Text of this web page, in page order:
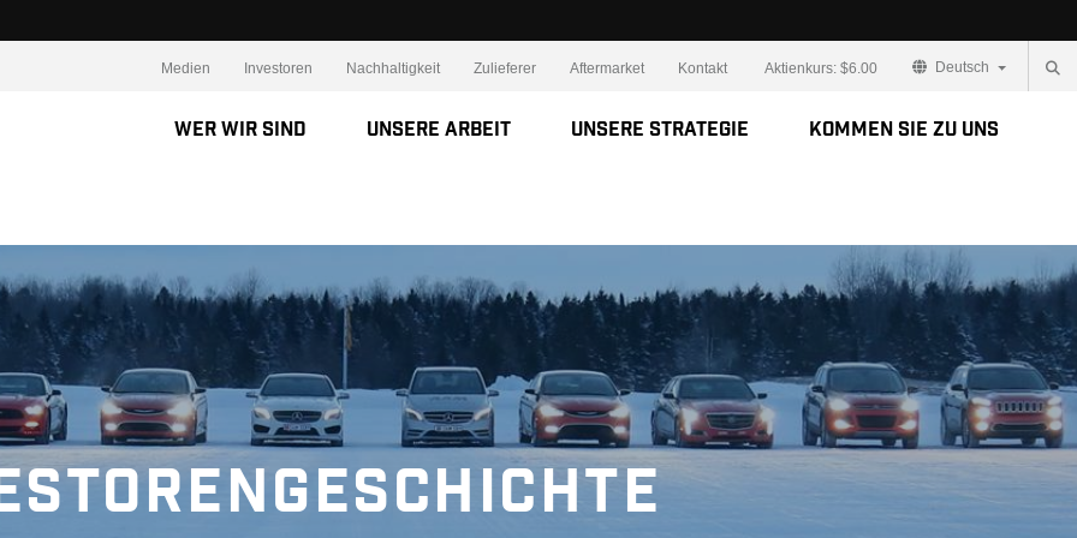
Medien Investoren Nachhaltigkeit Zulieferer Aftermarket Kontakt Aktienkurs: $6.00 Deutsch
Wer wir sind Unsere Arbeit Unsere Strategie Kommen Sie zu uns